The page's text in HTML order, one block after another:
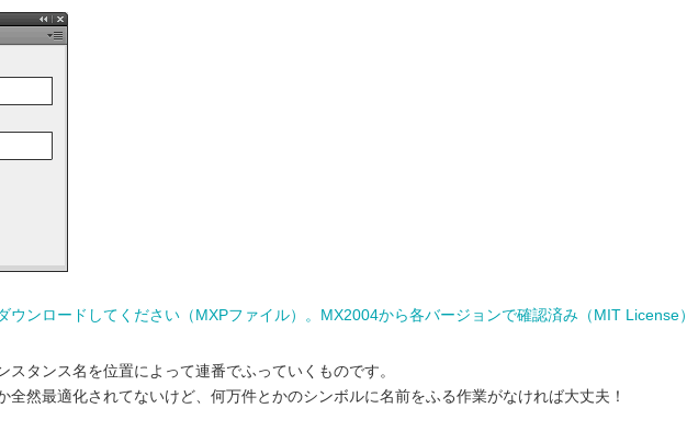
ウンロードしてください（MXPファイル）。MX2004から各バージョンで確認済み（MIT License）
スタンス名を位置によって連番でふっていくものです。
全然最適化されてないけど、何万件とかのシンボルに名前をふる作業がなければ大丈夫！